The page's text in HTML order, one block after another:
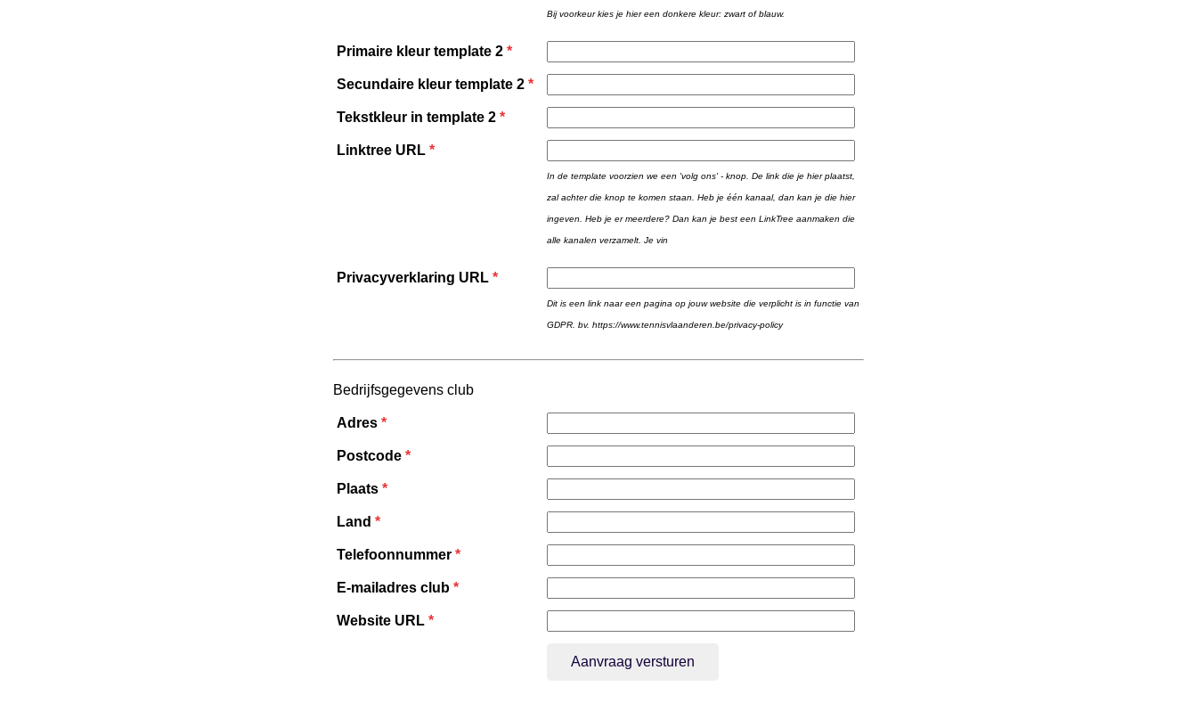
Bij voorkeur kies je hier een donkere kleur: zwart of blauw.
Primaire kleur template 2 *
Secundaire kleur template 2 *
Tekstkleur in template 2 *
Linktree URL *
In de template voorzien we een 'volg ons' - knop. De link die je hier plaatst,
zal achter die knop te komen staan. Heb je één kanaal, dan kan je die hier
ingeven. Heb je er meerdere? Dan kan je best een LinkTree aanmaken die
alle kanalen verzamelt. Je vin
Privacyverklaring URL *
Dit is een link naar een pagina op jouw website die verplicht is in functie van
GDPR. bv. https://www.tennisvlaanderen.be/privacy-policy
Bedrijfsgegevens club
Adres *
Postcode *
Plaats *
Land *
Telefoonnummer *
E-mailadres club *
Website URL *